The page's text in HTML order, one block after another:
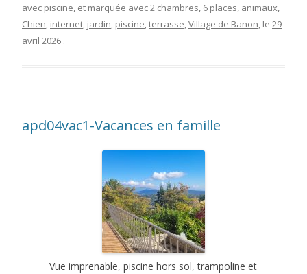
avec piscine, et marquée avec2 chambres, 6 places, animaux,
Chien, internet, jardin, piscine,terrasse,Village de Banon, le 29
avril 2026 .
apd04vac1-Vacances en famille
Vue imprenable, piscine hors sol, trampoline et